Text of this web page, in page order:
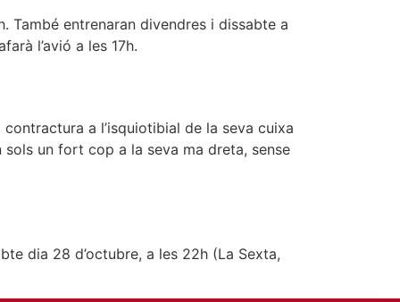
També entrenaran divendres i dissabte a
l’avió a les 17h.
a l’isquiotibial de la seva cuixa
un fort cop a la seva ma dreta, sense
dia 28 d’octubre, a les 22h (La Sexta,